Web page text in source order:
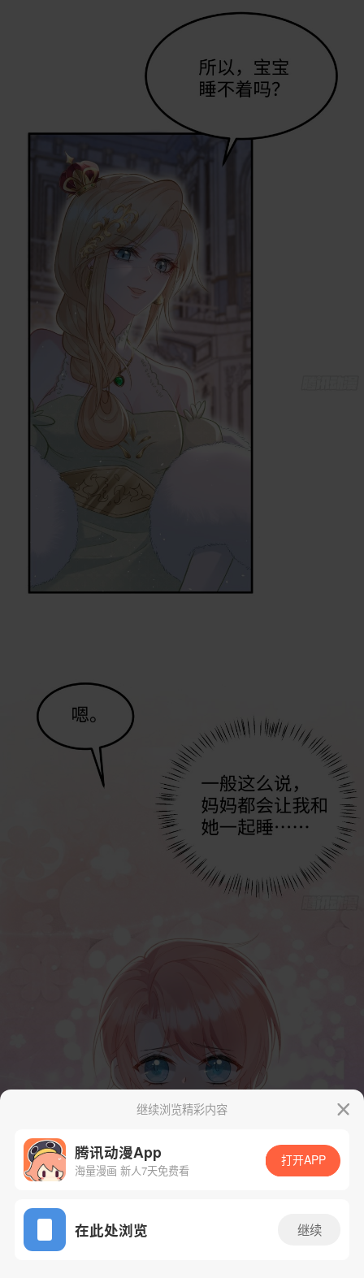
App免费看
继续浏览精彩内容
腾讯动漫App
海量漫画 新人7天免费看
打开APP
在此处浏览 继续